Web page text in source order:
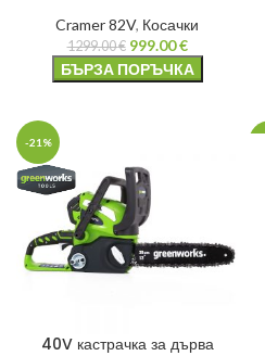
Cramer 82V, Косачки
1299.00€ 999.00€
БЪРЗА ПОРЪЧКА
-21%
40V кастрачка за дърва